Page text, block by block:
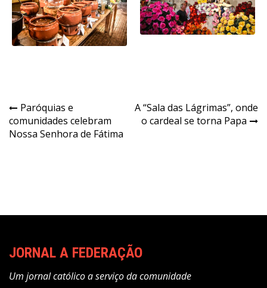
Navegação
de
Paróquias e
comunidades celebram
Nossa Senhora de Fátima
A “Sala das Lágrimas”, onde
o cardeal se torna Papa
JORNAL A FEDERAÇÃO
Um jornal católico a serviço da comunidade